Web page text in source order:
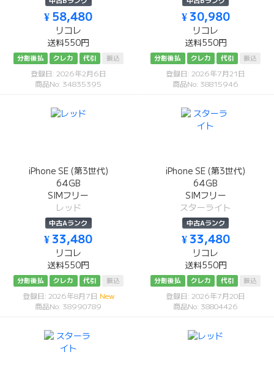
¥ 58,480
リコレ
送料550円
分割後払 クレカ 代引 振込
登録日: 2026年2月6日
商品No: 34835395
¥ 30,980
リコレ
送料550円
分割後払 クレカ 代引 振込
登録日: 2026年7月21日
商品No: 38815946
iPhone SE (第3世代)
64GB
SIMフリー
レッド
中古Aランク
¥ 33,480
リコレ
送料550円
分割後払 クレカ 代引 振込
登録日: 2026年8月7日 New
商品No: 38990789
iPhone SE (第3世代)
64GB
SIMフリー
スターライト
中古Aランク
¥ 33,480
リコレ
送料550円
分割後払 クレカ 代引 振込
登録日: 2026年7月20日
商品No: 38804426